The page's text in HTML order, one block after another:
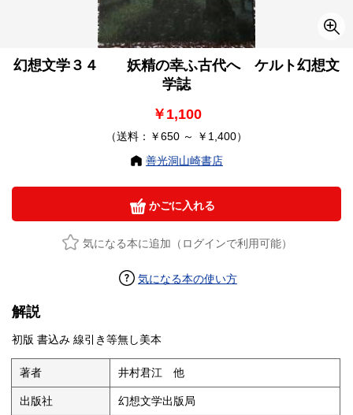
幻想文学３４ 妖精の幸ふ古代へ ケルト幻想文
学誌
￥1,100
（送料：￥650 ～ ￥1,400）
善光洞山崎書店
かごに入れる
気になる本に追加（ログインで利用可能）
気になる本の使い方
解説
初版 書込み 線引き等無し美本
著者 井村君江 他
出版社 幻想文学出版局